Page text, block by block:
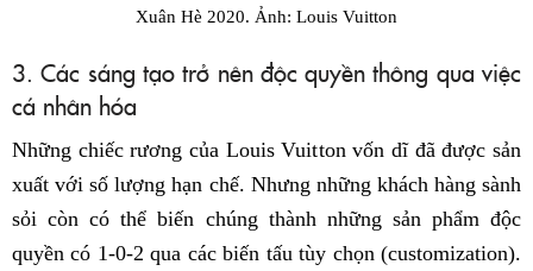
Xuân Hè 2020. Ảnh: Louis Vuitton
3. Các sáng tạo trở nên độc quyền thông qua việc
cá nhân hóa
Những chiếc rương của Louis Vuitton vốn dĩ đã được sản
xuất với số lượng hạn chế. Nhưng những khách hàng sành
sỏi còn có thể biến chúng thành những sản phẩm độc
quyền có 1-0-2 qua các biến tấu tùy chọn (customization).